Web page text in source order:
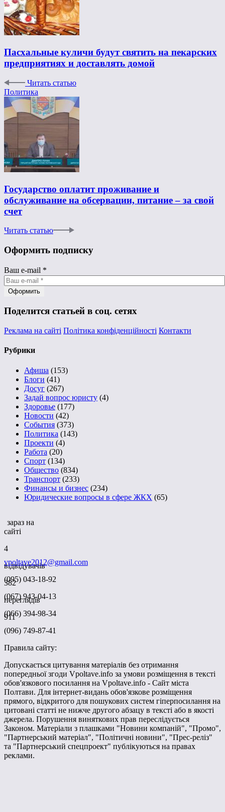
Пасхальные куличи будут святить на пекарских
предприятиях и доставлять домой
Читать статью
Политика
Государство оплатит проживание и
обслуживание на обсервации, питание – за свой
счет
Читать статью
Оформить подписку
Ваш e-mail *
Поделится статьей в соц. сетях
Реклама на сайті Політика конфіденційності Контакти
Рубрики
Афиша (153)
Блоги (41)
Досуг (267)
Задай вопрос юристу (4)
Здоровье (177)
Новости (42)
События (373)
Политика (143)
Проекти (4)
Работа (20)
Спорт (134)
Общество (834)
Транспорт (233)
Финансы и бизнес (234)
Юридические вопросы в сфере ЖКХ (65)
зараз на
сайті
4
відвідувачів
382
переглядів
911
vpoltave2012@gmail.com
(095) 043-18-92
(067) 943-04-13
(066) 394-98-34
(096) 749-87-41
Правила сайту:
Допускається цитування матеріалів без отримання
попередньої згоди Vpoltave.info за умови розміщення в тексті
обов'язкового посилання на Vpoltave.info - Сайт міста
Полтави. Для інтернет-видань обов'язкове розміщення
прямого, відкритого для пошукових систем гіперпосилання на
цитовані статті не нижче другого абзацу в тексті або в якості
джерела. Порушення виняткових прав переслідується
Законом. Матеріали з плашками "Новини компаній", "Промо",
"Партнерський матеріал", "Політичні новини", "Прес-реліз"
та "Партнерський спецпроект" публікуються на правах
реклами.